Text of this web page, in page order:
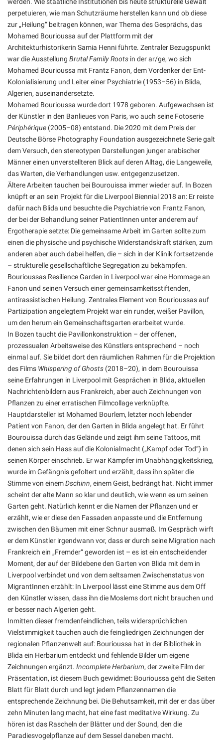
perpetuieren, wie man Schutzräume herstellen kann und ob diese
zur „Heilung“ beitragen können, war Thema des Gesprächs, das
Mohamed Bourioussa auf der Plattform mit der
Architekturhistorikerin Samia Henni führte. Zentraler Bezugspunkt
war die Ausstellung Brutal Family Roots in der ar/ge, wo sich
Mohamed Bourioussa mit Frantz Fanon, dem Vordenker der Ent-
Kolonialisierung und Leiter einer Psychiatrie (1953–56) in Blida,
Algerien, auseinandersetzte.
Mohamed Bourioussa wurde dort 1978 geboren. Aufgewachsen ist
der Künstler in den Banlieues von Paris, wo auch seine Fotoserie
Périphérique (2005–08) entstand. Die 2020 mit dem Preis der
Deutsche Börse Photography Foundation ausgezeichnete Serie galt
dem Versuch, den stereotypen Darstellungen junger arabischer
Männer einen unverstellteren Blick auf deren Alltag, die Langeweile,
das Warten, die Verhandlungen usw. entgegenzusetzen.
Ältere Arbeiten tauchen bei Bourouissa immer wieder auf. In Bozen
knüpft er an sein Projekt für die Liverpool Biennial 2018 an: Er reiste
dafür nach Blida und besuchte die Psychiatrie von Frantz Fanon,
der bei der Behandlung seiner PatientInnen unter anderem auf
Ergotherapie setzte: Die gemeinsame Arbeit im Garten sollte zum
einen die physische und psychische Widerstandskraft stärken, zum
anderen aber auch dabei helfen, die – sich in der Klinik fortsetzende
– strukturelle gesellschaftliche Segregation zu bekämpfen.
Bourioussas Resilience Garden in Liverpool war eine Hommage an
Fanon und seinen Versuch einer gemeinsamkeitsstiftenden,
antirassistischen Heilung. Zentrales Element von Bourioussas auf
Partizipation angelegtem Projekt war ein runder, weißer Pavillon,
um den herum ein Gemeinschaftsgarten erarbeitet wurde.
In Bozen taucht die Pavillonkonstruktion – der offenen,
prozessualen Arbeitsweise des Künstlers entsprechend – noch
einmal auf. Sie bildet dort den räumlichen Rahmen für die Projektion
des Films Whispering of Ghosts (2018–20), in dem Bourouissa
seine Erfahrungen in Liverpool mit Gesprächen in Blida, aktuellen
Nachrichtenbildern aus Frankreich, aber auch Zeichnungen von
Pflanzen zu einer erratischen Filmcollage verknüpfte.
Hauptdarsteller ist Mohamed Bourlem, letzter noch lebender
Patient von Fanon, der den Garten in Blida angelegt hat. Er führt
Bourouissa durch das Gelände und zeigt ihm seine Tattoos, mit
denen sich sein Hass auf die Kolonialmacht („Kampf oder Tod“) in
seinen Körper einschrieb. Er war Kämpfer im Unabhängigkeitskrieg,
wurde im Gefängnis gefoltert und erzählt, dass ihn später die
Stimme von einemDschinn, einem Geist, bedrängt hat. Nicht immer
scheint der alte Mann so klar und deutlich, wie wenn es um seinen
Garten geht. Natürlich kennt er die Namen der Pflanzen und er
erzählt, wie er diese den Fassaden anpasste und die Entfernung
zwischen den Bäumen mit einer Schnur ausmaß. Im Gespräch wirft
er dem Künstler irgendwann vor, dass er durch seine Migration nach
Frankreich ein „Fremder“ geworden ist – es ist ein entscheidender
Moment, der auf der Bildebene den Garten von Blida mit dem in
Liverpool verbindet und von dem seltsamen Zwischenstatus von
MigrantInnen erzählt: In Liverpool lässt eine Stimme aus dem Off
den Künstler wissen, dass ihn die Moslems dort nicht brauchen und
er besser nach Algerien geht.
Inmitten dieser fremdenfeindlichen, teils widersprüchlichen
Vielstimmigkeit tauchen auch die feingliedrigen Zeichnungen der
regionalen Pflanzenwelt auf: Bourioussa hat in der Bibliothek in
Blida ein Herbarium entdeckt und fehlende Bilder um eigene
Zeichnungen ergänzt. Incomplete Herbarium, der zweite Film der
Präsentation, ist diesem Buch gewidmet: Bourioussa geht die Seiten
Blatt für Blatt durch und legt jedem Pflanzennamen die
entsprechende Zeichnung bei. Die Behutsamkeit, mit der er das über
zehn Minuten lang macht, hat eine fast meditative Wirkung. Zu
hören ist das Rascheln der Blätter und der Sound, den die
Paradiesvogelpflanze auf dem Sessel daneben macht.